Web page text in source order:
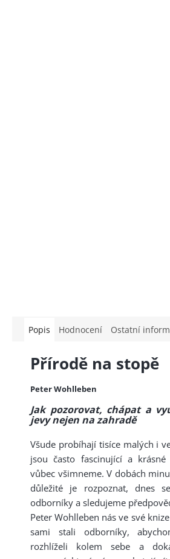
Popis Hodnocení Ostatní
Přírodě na stopě
Peter Wohlleben
Jak pozorovat, chápat a
jevy nejen na zahradě
Všude probíhají tisíce malých i
jsou často fascinující a
vůbec všimneme. V dobách
důležité je rozpoznat, dnes
odborníky a sledujeme
Peter Wohlleben nás ve své
sami stali odborníky,
rozhlíželi kolem sebe a